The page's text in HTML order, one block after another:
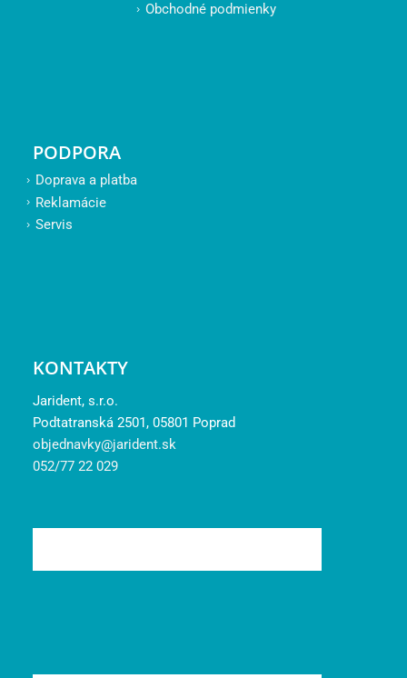
Obchodné podmienky
PODPORA
Doprava a platba
Reklamácie
Servis
KONTAKTY
Jarident, s.r.o.
Podtatranská 2501, 05801 Poprad
objednavky@jarident.sk
052/77 22 029